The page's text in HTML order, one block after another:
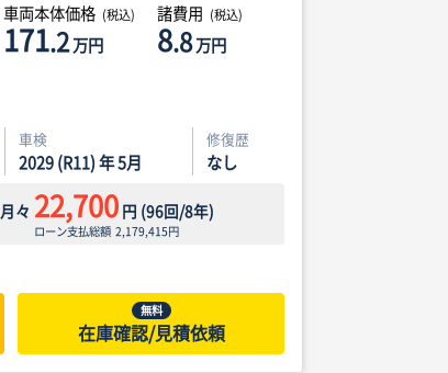
車両本体価格 (税込)
171.2万円
諸費用 (税込)
8.8万円
車検
2029 (R11) 年 5月
修復歴
なし
月々 22,700円 (96回/8年)
ローン支払総額2,179,415円
無料
在庫確認/見積依頼